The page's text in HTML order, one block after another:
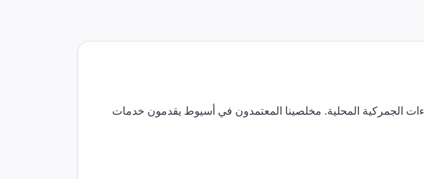
الجمركية المحلية. مخلصينا المعتمدون في أسيوط يقدمون خدمات